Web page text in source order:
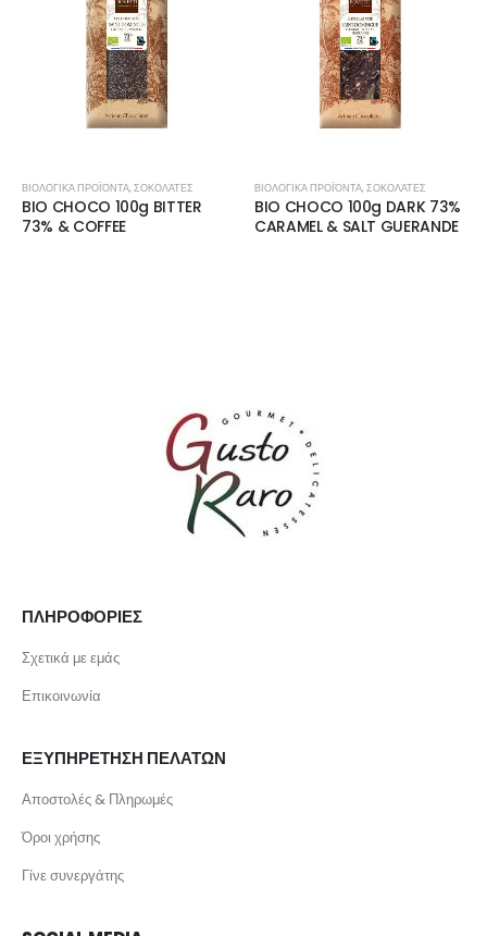
ΒΙΟΛΟΓΙΚΆ ΠΡΟΪΌΝΤΑ,ΣΟΚΟΛΆΤΕΣ
BIO CHOCO 100g BITTER
73% & COFFEE
ΒΙΟΛΟΓΙΚΆ ΠΡΟΪΌΝΤΑ,ΣΟΚΟΛΆΤΕΣ
BIO CHOCO 100g DARK 73%
CARAMEL & SALT GUERANDE
ΠΛΗΡΟΦΟΡΙΕΣ
Σχετικά με εμάς
Επικοινωνία
ΕΞΥΠΗΡΕΤΗΣΗ ΠΕΛΑΤΩΝ
Αποστολές & Πληρωμές
Όροι χρήσης
Γίνε συνεργάτης